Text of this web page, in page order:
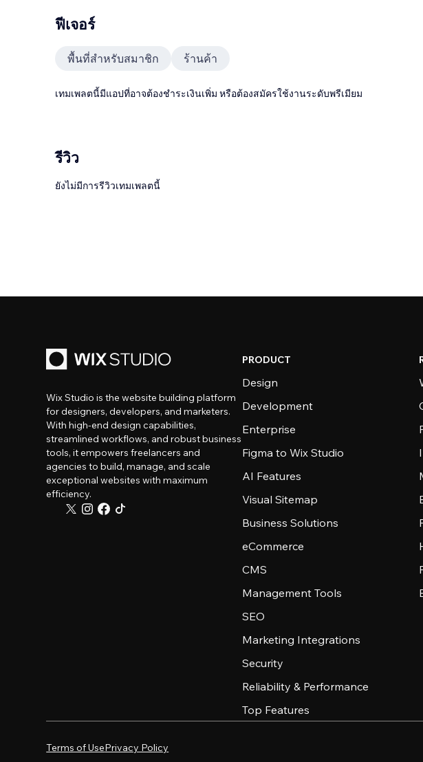
ฟีเจอร์
พื้นที่สำหรับสมาชิก ร้านค้า
เทมเพลตนี้มีแอปที่อาจต้องชำระเงินเพิ่ม หรือต้องสมัครใช้งานระดับพรีเมียม
รีวิว
ยังไม่มีการรีวิวเทมเพลตนี้
Wix Studio is the website building platform
for designers, developers, and marketers.
With high-end design capabilities,
streamlined workflows, and robust business
tools, it empowers freelancers and
agencies to build, manage, and scale
exceptional websites with maximum
efficiency.
PRODUCT
Design
Development
Enterprise
Figma to Wix Studio
AI Features
Visual Sitemap
Business Solutions
eCommerce
CMS
Management Tools
SEO
Marketing Integrations
Security
Reliability & Performance
Top Features
Terms of UsePrivacy Policy